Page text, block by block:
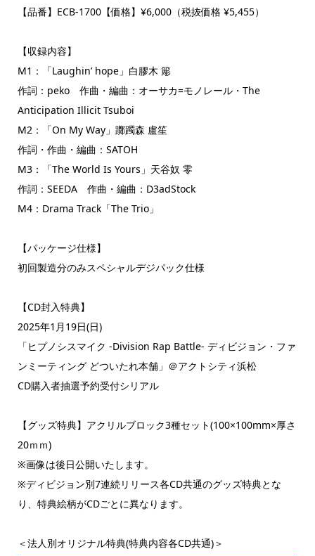
【品番】ECB-1700【価格】¥6,000（税抜価格 ¥5,455）
【収録内容】
M1：「Laughin’ hope」白膠木 簓
作詞：peko 作曲・編曲：オーサカ=モノレール・The
Anticipation Illicit Tsuboi
M2：「On My Way」躑躅森 盧笙
作詞・作曲・編曲：SATOH
M3：「The World Is Yours」天谷奴 零
作詞：SEEDA 作曲・編曲：D3adStock
M4：Drama Track「The Trio」
【パッケージ仕様】
初回製造分のみスペシャルデジパック仕様
【CD封入特典】
2025年1月19日(日)
「ヒプノシスマイク -Division Rap Battle- ディビジョン・ファ
ンミーティング どついたれ本舗」＠アクトシティ浜松
CD購入者抽選予約受付シリアル
【グッズ特典】アクリルブロック3種セット(100×100mm×厚さ
20ｍｍ)
※画像は後日公開いたします。
※ディビジョン別7連続リリース各CD共通のグッズ特典とな
り、特典絵柄がCDごとに異なります。
＜法人別オリジナル特典(特典内容各CD共通)＞